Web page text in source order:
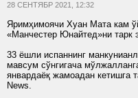
28 СЕНТЯБР 2021, 12:32
Яримҳимоячи Хуан Мата кам
«Манчестер Юнайтед»ни тарк
33 ёшли испаннинг
мавсум сўнгигача
январдаёқ жамоадан кетишга
News.